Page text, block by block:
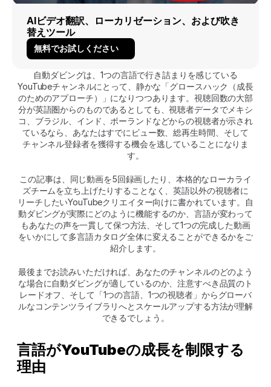
AIビデオ翻訳、ローカリゼーション、および吹き
替えツール
無料でお試しください
自動ダビングは、1つの言語で行き詰まりを感じている
YouTubeチャンネルにとって、静かな「グロースハック（成長
のためのアプローチ）」になりつつあります。視聴回数の大部
分が英語圏からのものであるとしても、視聴者データでメキシ
コ、ブラジル、インド、ポーランドなどからの視聴者が示され
ているなら、あなたはすでにビュー数、総再生時間、そして
チャンネル登録者を獲得する機会を逃していることになりま
す。
この記事は、同じ動画を5回録画したり、本格的なローカライ
ズチームを立ち上げたりすることなく、英語以外の視聴者に
リーチしたいYouTubeクリエイター向けに書かれています。自
動ダビングが実際にどのように機能するのか、言語が変わって
もあなたの声を一貫して保つ方法、そして1つの完成した動画
をいかにして多言語カタログ全体に変えることができるかをご
紹介します。
最後までお読みいただければ、あなたのチャンネルのどのよう
な場合に自動ダビングが適しているのか、注意すべき品質のト
レードオフ、そして「1つの言語、1つの視聴者」からグローバ
ルなコンテンツライブラリへとスケールアップする方法が理解
できるでしょう。
言語がYouTubeの成長を制限する
理由